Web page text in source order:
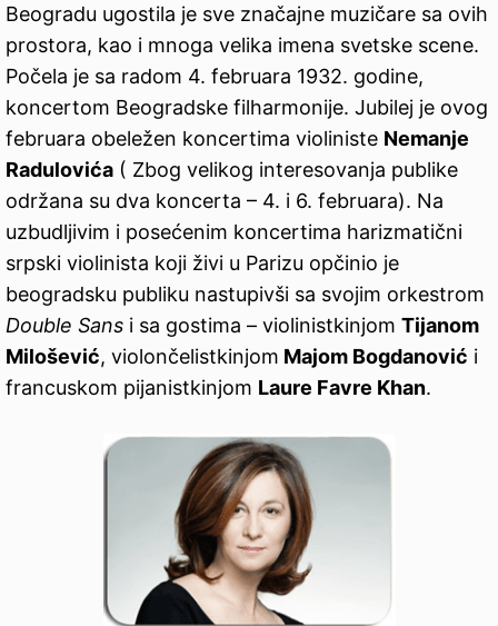
Beogradu ugostila je sve značajne muzičare sa ovih
prostora, kao i mnoga velika imena svetske scene.
Počela je sa radom 4. februara 1932. godine,
koncertom Beogradske filharmonije. Jubilej je ovog
februara obeležen koncertima violiniste Nemanje
Radulovića ( Zbog velikog interesovanja publike
održana su dva koncerta – 4. i 6. februara). Na
uzbudljivim i posećenim koncertima harizmatični
srpski violinista koji živi u Parizu opčinio je
beogradsku publiku nastupivši sa svojim orkestrom
Double Sans i sa gostima – violinistkinjom Tijanom
Milošević, violončelistkinjom Majom Bogdanović i
francuskom pijanistkinjom Laure Favre Khan.